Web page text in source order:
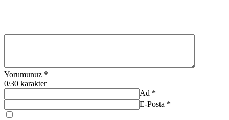
Yorumunuz *
0/30 karakter
Ad *
E-Posta *